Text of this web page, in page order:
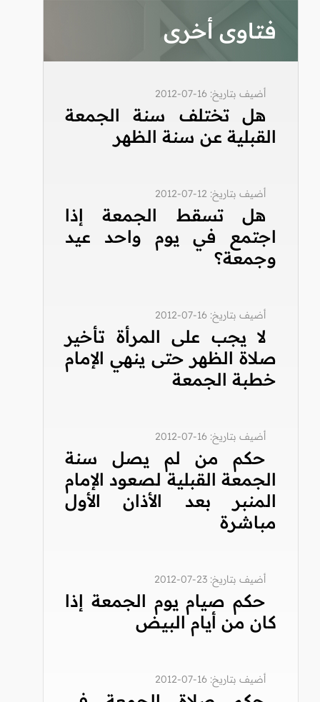
فتاوى أخرى
أضيف بتاريخ: 16-07-2012
هل تختلف سنة الجمعة
القبلية عن سنة الظهر
أضيف بتاريخ: 12-07-2012
هل تسقط الجمعة إذا
اجتمع في يوم واحد عيد
وجمعة؟
أضيف بتاريخ: 16-07-2012
لا يجب على المرأة تأخير
صلاة الظهر حتى ينهي الإمام
خطبة الجمعة
أضيف بتاريخ: 16-07-2012
حكم من لم يصل سنة
الجمعة القبلية لصعود الإمام
المنبر بعد الأذان الأول
مباشرة
أضيف بتاريخ: 23-07-2012
حكم صيام يوم الجمعة إذا
كان من أيام البيض
أضيف بتاريخ: 16-07-2012